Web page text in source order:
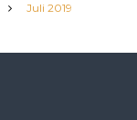
Juli 2019